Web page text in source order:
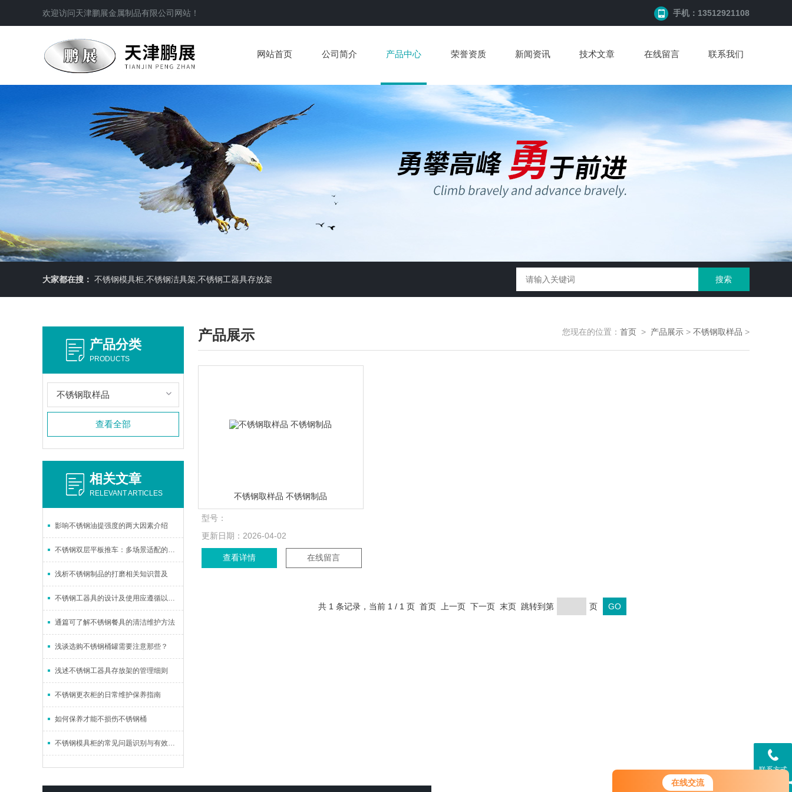
在线交流
欢迎访问天津鹏展金属制品有限公司 网站！ 手机：13512921108
网站首页 公司简介 产品中心 荣誉资质 新闻资讯 技术文章 在线留言 联系我们
大家都在搜： 不锈钢模具柜,不锈钢洁具架,不锈钢工器具存放架
产品分类
PRODUCTS
不锈钢取样品
查看全部
相关文章
RELEVANT ARTICLES
影响不锈钢油提强度的两大因素介绍
不锈钢双层平板推车：多场景适配的实用之选
浅析不锈钢制品的打磨相关知识普及
不锈钢工器具的设计及使用应遵循以下原则
通篇可了解不锈钢餐具的清洁维护方法
浅谈选购不锈钢桶罐需要注意那些？
浅述不锈钢工器具存放架的管理细则
不锈钢更衣柜的日常维护保养指南
如何保养才能不损伤不锈钢桶
不锈钢模具柜的常见问题识别与有效解决措施分享
产品展示 您现在的位置： 首页 > 产品展示 > 不锈钢取样品 >
不锈钢取样品 不锈钢制品
型号：
更新日期： 2026-04-02
查看详情 在线留言
共 1 条记录，当前 1 / 1 页 首页 上一页 下一页 末页 跳转到第 页
联系方式